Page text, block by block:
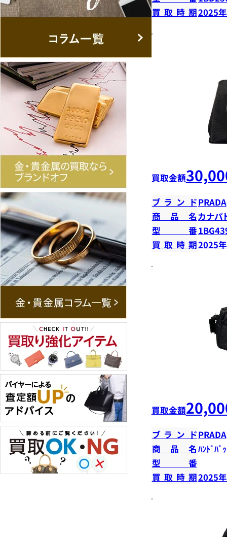
買取時期2025
買取金額
ブランドPRADA
商品名 カナパ
型番
買取時期2025
買取金額
ブランドPRADA
商品名ﾊﾝﾄﾞﾊﾞ
型番
買取時期2025